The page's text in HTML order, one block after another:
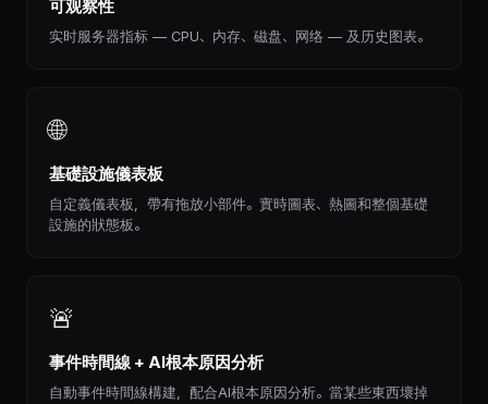
可观察性
实时服务器指标 — CPU、内存、磁盘、网络 — 及历史图表。
🌐
基礎設施儀表板
自定義儀表板，帶有拖放小部件。實時圖表、熱圖和整個基礎
設施的狀態板。
🚨
事件時間線 + AI根本原因分析
自動事件時間線構建，配合AI根本原因分析。當某些東西壞掉